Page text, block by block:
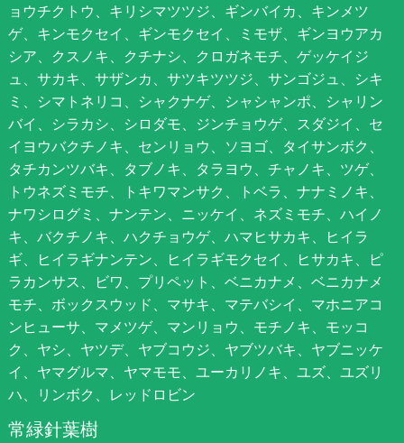
ョウチクトウ、キリシマツツジ、ギンバイカ、キンメツ
ゲ、キンモクセイ、ギンモクセイ、ミモザ、ギンヨウアカ
シア、クスノキ、クチナシ、クロガネモチ、ゲッケイジ
ュ、サカキ、サザンカ、サツキツツジ、サンゴジュ、シキ
ミ、シマトネリコ、シャクナゲ、シャシャンポ、シャリン
バイ、シラカシ、シロダモ、ジンチョウゲ、スダジイ、セ
イヨウバクチノキ、センリョウ、ソヨゴ、タイサンボク、
タチカンツバキ、タブノキ、タラヨウ、チャノキ、ツゲ、
トウネズミモチ、トキワマンサク、トベラ、ナナミノキ、
ナワシログミ、ナンテン、ニッケイ、ネズミモチ、ハイノ
キ、バクチノキ、ハクチョウゲ、ハマヒサカキ、ヒイラ
ギ、ヒイラギナンテン、ヒイラギモクセイ、ヒサカキ、ピ
ラカンサス、ビワ、プリペット、ベニカナメ、ベニカナメ
モチ、ボックスウッド、マサキ、マテバシイ、マホニアコ
ンヒューサ、マメツゲ、マンリョウ、モチノキ、モッコ
ク、ヤシ、ヤツデ、ヤブコウジ、ヤブツバキ、ヤブニッケ
イ、ヤマグルマ、ヤマモモ、ユーカリノキ、ユズ、ユズリ
ハ、リンボク、レッドロビン
常緑針葉樹